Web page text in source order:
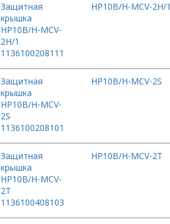
Защитная
крышка
HP10B/H-MCV-
2H/1
1136100208111
HP10B/H-MCV-2H/1
Защитная
крышка
HP10B/H-MCV-
2S
1136100208101
HP10B/H-MCV-2S
Защитная
крышка
HP10B/H-MCV-
2T
1136100408103
HP10B/H-MCV-2T